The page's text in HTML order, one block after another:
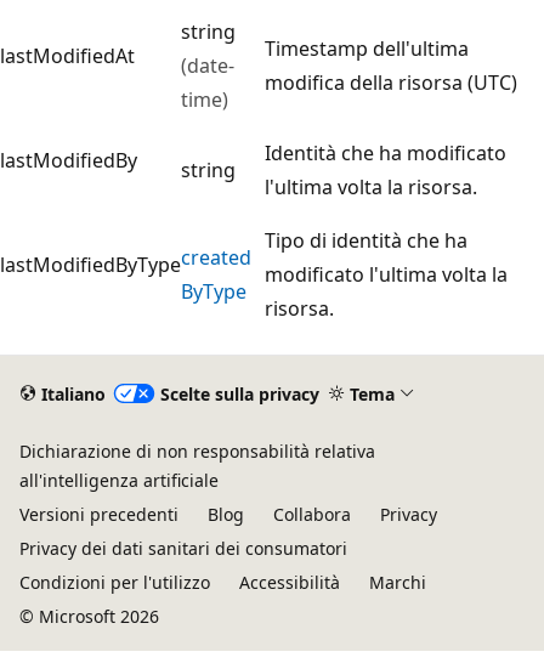
lastModifiedAt
string
(date-
time)
Timestamp dell'ultima
modifica della risorsa (UTC)
lastModifiedBy string
Identità che ha modificato
l'ultima volta la risorsa.
lastModifiedByTypecreated
ByType
Tipo di identità che ha
modificato l'ultima volta la
risorsa.
Italiano Scelte sulla privacy Tema
Dichiarazione di non responsabilità relativa
all'intelligenza artificiale
Versioni precedenti
Blog Collabora
Privacy
Privacy dei dati sanitari dei consumatori
Condizioni per l'utilizzo
Accessibilità
Marchi
© Microsoft 2026